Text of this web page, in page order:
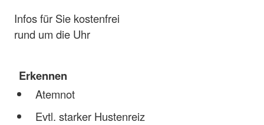
Infos für Sie kostenfrei
rund um die Uhr
Erkennen
Atemnot
Evtl. starker Hustenreiz